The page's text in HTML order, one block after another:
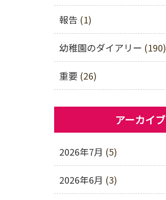
報告 (1)
幼稚園のダイアリー (190)
重要 (26)
アーカイブ
2026年7月 (5)
2026年6月 (3)